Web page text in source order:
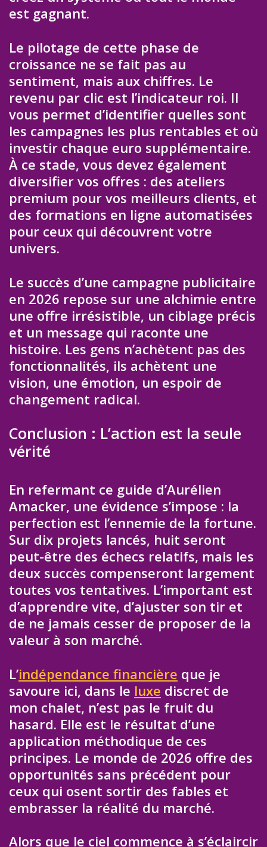
est gagnant.
Le pilotage de cette phase de
croissance ne se fait pas au
sentiment, mais aux chiffres. Le
revenu par clic est l’indicateur roi. Il
vous permet d’identifier quelles sont
les campagnes les plus rentables et où
investir chaque euro supplémentaire.
À ce stade, vous devez également
diversifier vos offres : des ateliers
premium pour vos meilleurs clients, et
des formations en ligne automatisées
pour ceux qui découvrent votre
univers.
Le succès d’une campagne publicitaire
en 2026 repose sur une alchimie entre
une offre irrésistible, un ciblage précis
et un message qui raconte une
histoire. Les gens n’achètent pas des
fonctionnalités, ils achètent une
vision, une émotion, un espoir de
changement radical.
Conclusion : L’action est la seule
vérité
En refermant ce guide d’Aurélien
Amacker, une évidence s’impose : la
perfection est l’ennemie de la fortune.
Sur dix projets lancés, huit seront
peut-être des échecs relatifs, mais les
deux succès compenseront largement
toutes vos tentatives. L’important est
d’apprendre vite, d’ajuster son tir et
de ne jamais cesser de proposer de la
valeur à son marché.
L’indépendance financière que je
savoure ici, dans le luxe discret de
mon chalet, n’est pas le fruit du
hasard. Elle est le résultat d’une
application méthodique de ces
principes. Le monde de 2026 offre des
opportunités sans précédent pour
ceux qui osent sortir des fables et
embrasser la réalité du marché.
Alors que le ciel commence à s’éclaircir